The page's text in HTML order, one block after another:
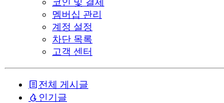
코인 및 결제
멤버십 관리
계정 설정
차단 목록
고객 센터
전체 게시글
인기글